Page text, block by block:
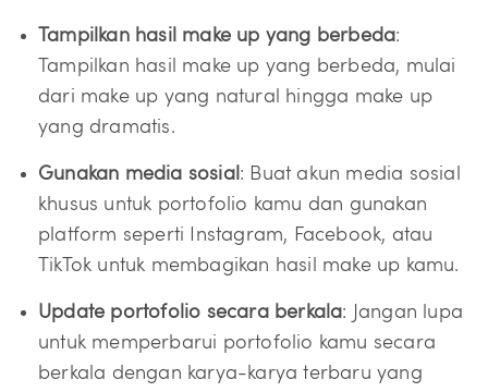
Tampilkan hasil make up yang berbeda:
Tampilkan hasil make up yang berbeda, mulai
dari make up yang natural hingga make up
yang dramatis.
Gunakan media sosial : Buat akun media sosial
khusus untuk portofolio kamu dan gunakan
platform seperti Instagram, Facebook, atau
TikTok untuk membagikan hasil make up kamu.
Update portofolio secara berkala: Jangan lupa
untuk memperbarui portofolio kamu secara
berkala dengan karya-karya terbaru yang